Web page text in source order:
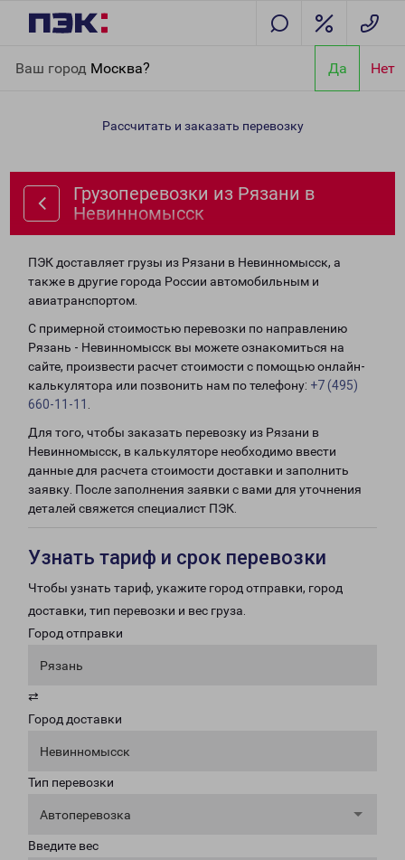
Ваш город Москва? Да Нет
Невинномысск
Рассчитать и заказать перевозку
Грузоперевозки из Рязани в
Невинномысск
ПЭК доставляет грузы из Рязани в Невинномысск, а
также в другие города России автомобильным и
авиатранспортом.
С примерной стоимостью перевозки по направлению
Рязань - Невинномысск вы можете ознакомиться на
сайте, произвести расчет стоимости с помощью онлайн-
калькулятора или позвонить нам по телефону: +7 (495)
660-11-11
Для того, чтобы заказать перевозку из Рязани в
Невинномысск, в калькуляторе необходимо ввести
данные для расчета стоимости доставки и заполнить
заявку. После заполнения заявки с вами для уточнения
деталей свяжется специалист ПЭК.
Узнать тариф и срок перевозки
Чтобы узнать тариф, укажите город отправки, город
доставки, тип перевозки и вес груза.
Город отправки
Рязань
⇄
Город доставки
Невинномысск
Тип перевозки
Автоперевозка
Введите вес